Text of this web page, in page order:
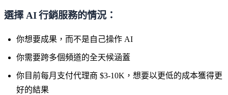
選擇 AI 行銷服務的情況：
你想要成果，而不是自己操作 AI
你需要跨多個頻道的全天候涵蓋
你目前每月支付代理商 $3-10K，想要以更低的成本獲得更
好的結果